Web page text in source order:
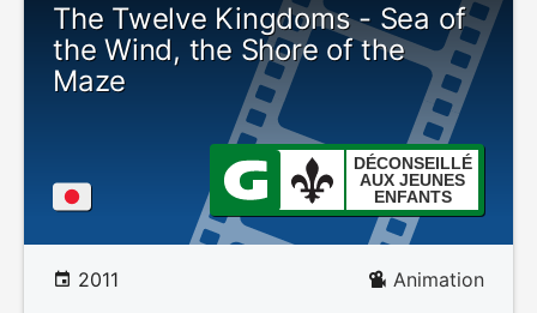
The Twelve Kingdoms - Sea of
the Wind, the Shore of the
Maze
DÉCONSEILLÉ
AUX JEUNES
ENFANTS
2011 Animation